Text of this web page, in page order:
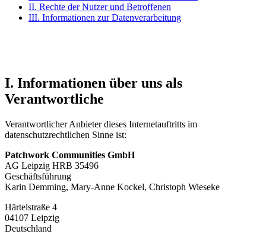
II. Rechte der Nutzer und Betroffenen
III. Informationen zur Datenverarbeitung
I. Informationen über uns als
Verantwortliche
Verantwortlicher Anbieter dieses Internetauftritts im
datenschutzrechtlichen Sinne ist:
Patchwork Communities GmbH
AG Leipzig HRB 35496
Geschäftsführung
Karin Demming, Mary-Anne Kockel, Christoph Wieseke
Härtelstraße 4
04107 Leipzig
Deutschland